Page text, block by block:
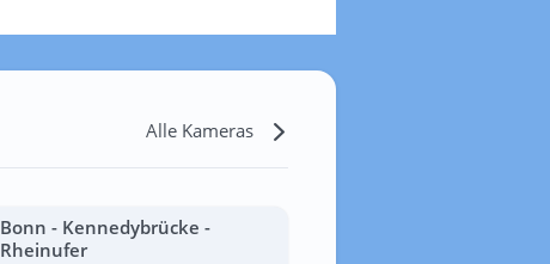
Alle Kameras
Bonn - Kennedybrücke -
Rheinufer